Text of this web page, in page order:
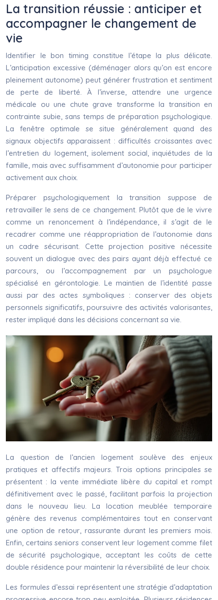
La transition réussie : anticiper et
accompagner le changement de
vie
Identifier le bon timing constitue l’étape la plus délicate.
L’anticipation excessive (déménager alors qu’on est encore
pleinement autonome) peut générer frustration et sentiment
de perte de liberté. À l’inverse, attendre une urgence
médicale ou une chute grave transforme la transition en
contrainte subie, sans temps de préparation psychologique.
La fenêtre optimale se situe généralement quand des
signaux objectifs apparaissent : difficultés croissantes avec
l’entretien du logement, isolement social, inquiétudes de la
famille, mais avec suffisamment d’autonomie pour participer
activement aux choix.
Préparer psychologiquement la transition suppose de
retravailler le sens de ce changement. Plutôt que de le vivre
comme un renoncement à l’indépendance, il s’agit de le
recadrer comme une réappropriation de l’autonomie dans
un cadre sécurisant. Cette projection positive nécessite
souvent un dialogue avec des pairs ayant déjà effectué ce
parcours, ou l’accompagnement par un psychologue
spécialisé en gérontologie. Le maintien de l’identité passe
aussi par des actes symboliques : conserver des objets
personnels significatifs, poursuivre des activités valorisantes,
rester impliqué dans les décisions concernant sa vie.
La question de l’ancien logement soulève des enjeux
pratiques et affectifs majeurs. Trois options principales se
présentent : la vente immédiate libère du capital et rompt
définitivement avec le passé, facilitant parfois la projection
dans le nouveau lieu. La location meublée temporaire
génère des revenus complémentaires tout en conservant
une option de retour, rassurante durant les premiers mois.
Enfin, certains seniors conservent leur logement comme filet
de sécurité psychologique, acceptant les coûts de cette
double résidence pour maintenir la réversibilité de leur choix.
Les formules d’essai représentent une stratégie d’adaptation